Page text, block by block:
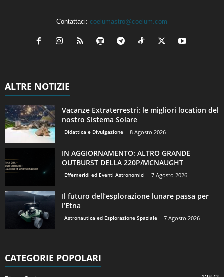
Contattaci: coelumastro@coelum.com
ALTRE NOTIZIE
Vacanze Extraterrestri: le migliori location del
nostro Sistema Solare
Didattica e Divulgazione 8 Agosto 2026
IN AGGIORNAMENTO: ALTRO GRANDE
OUTBURST DELLA 220P/MCNAUGHT
Effemeridi ed Eventi Astronomici 7 Agosto 2026
Il futuro dell’esplorazione lunare passa per
l’Etna
Astronautica ed Esplorazione Spaziale 7 Agosto 2026
CATEGORIE POPOLARI